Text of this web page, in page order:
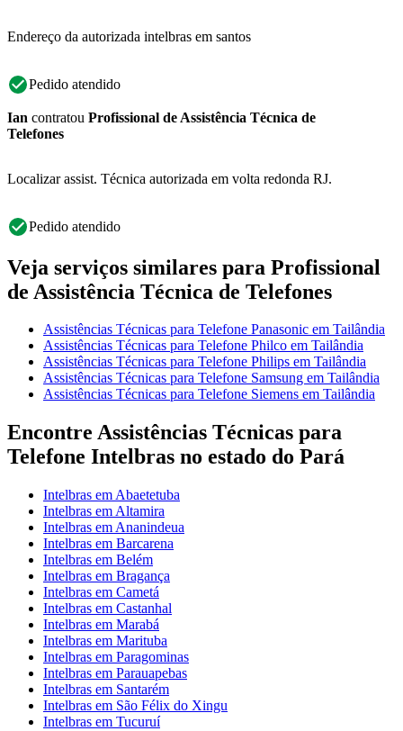
Endereço da autorizada intelbras em santos
Pedido atendido
Ian contratou Profissional de Assistência Técnica de
Telefones
Localizar assist. Técnica autorizada em volta redonda RJ.
Pedido atendido
Veja serviços similares para Profissional
de Assistência Técnica de Telefones
Assistências Técnicas para Telefone Panasonic em Tailândia
Assistências Técnicas para Telefone Philco em Tailândia
Assistências Técnicas para Telefone Philips em Tailândia
Assistências Técnicas para Telefone Samsung em Tailândia
Assistências Técnicas para Telefone Siemens em Tailândia
Encontre Assistências Técnicas para
Telefone Intelbras no estado do Pará
Intelbras em Abaetetuba
Intelbras em Altamira
Intelbras em Ananindeua
Intelbras em Barcarena
Intelbras em Belém
Intelbras em Bragança
Intelbras em Cametá
Intelbras em Castanhal
Intelbras em Marabá
Intelbras em Marituba
Intelbras em Paragominas
Intelbras em Parauapebas
Intelbras em Santarém
Intelbras em São Félix do Xingu
Intelbras em Tucuruí